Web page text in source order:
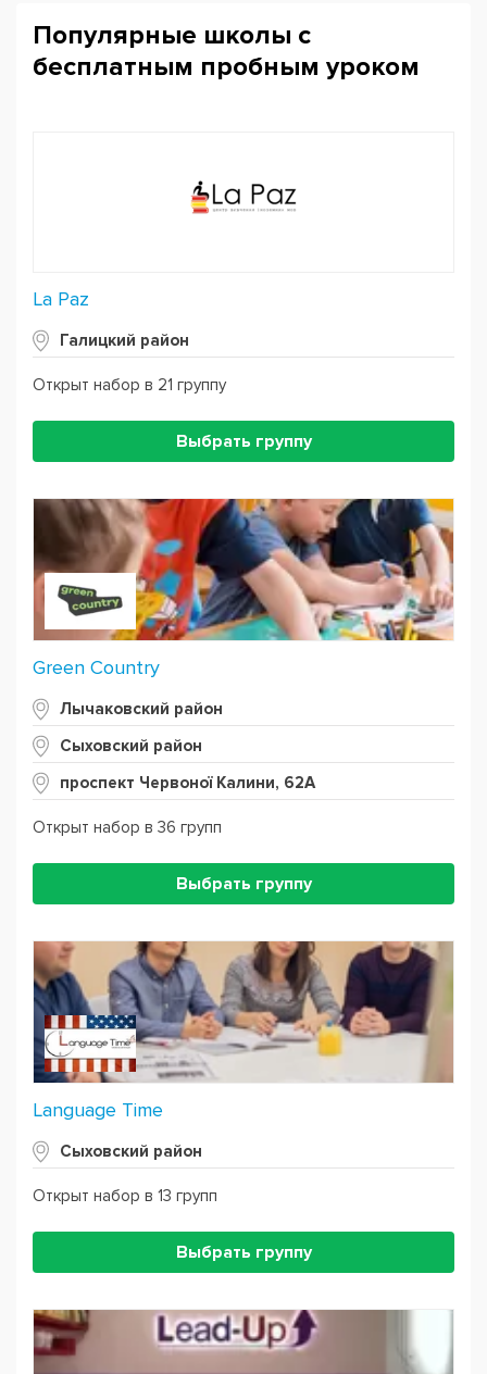
Популярные школы с
бесплатным пробным уроком
La Paz
Галицкий район
Открыт набор в 21 группу
Выбрать группу
Green Country
Лычаковский район
Сыховский район
проспект Червоної Калини, 62А
Открыт набор в 36 групп
Выбрать группу
Language Time
Сыховский район
Открыт набор в 13 групп
Выбрать группу